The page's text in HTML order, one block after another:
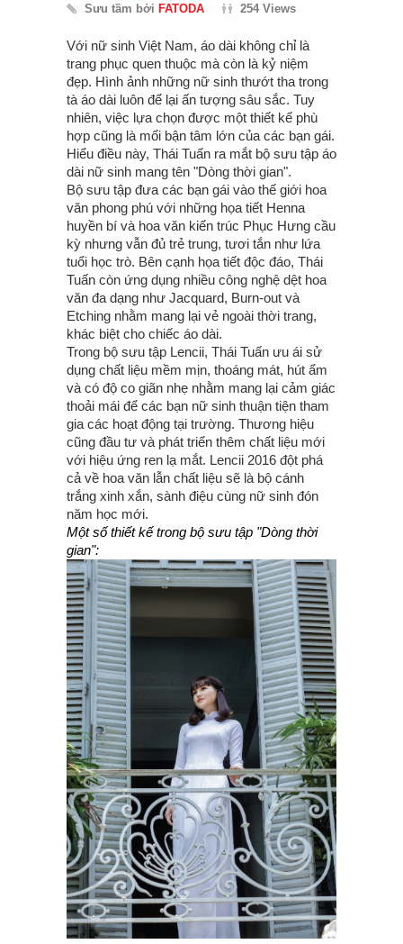
Sưu tầm bởi FATODA 254 Views
Với nữ sinh Việt Nam, áo dài không chỉ là
trang phục quen thuộc mà còn là kỷ niệm
đẹp. Hình ảnh những nữ sinh thướt tha trong
tà áo dài luôn để lại ấn tượng sâu sắc. Tuy
nhiên, việc lựa chọn được một thiết kế phù
hợp cũng là mối bận tâm lớn của các bạn gái.
Hiểu điều này, Thái Tuấn ra mắt bộ sưu tập áo
dài nữ sinh mang tên "Dòng thời gian".
Bộ sưu tập đưa các bạn gái vào thế giới hoa
văn phong phú với những họa tiết Henna
huyền bí và hoa văn kiến trúc Phục Hưng cầu
kỳ nhưng vẫn đủ trẻ trung, tươi tắn như lứa
tuổi học trò. Bên cạnh họa tiết độc đáo, Thái
Tuấn còn ứng dụng nhiều công nghệ dệt hoa
văn đa dạng như Jacquard, Burn-out và
Etching nhằm mang lại vẻ ngoài thời trang,
khác biệt cho chiếc áo dài.
Trong bộ sưu tập Lencii, Thái Tuấn ưu ái sử
dụng chất liệu mềm mịn, thoáng mát, hút ẩm
và có độ co giãn nhẹ nhằm mang lại cảm giác
thoải mái để các bạn nữ sinh thuận tiện tham
gia các hoạt động tại trường. Thương hiệu
cũng đầu tư và phát triển thêm chất liệu mới
với hiệu ứng ren lạ mắt. Lencii 2016 đột phá
cả về hoa văn lẫn chất liệu sẽ là bộ cánh
trắng xinh xắn, sành điệu cùng nữ sinh đón
năm học mới.
Một số thiết kế trong bộ sưu tập "Dòng thời
gian":